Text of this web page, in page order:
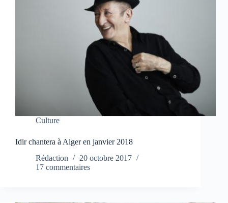
Culture
Idir chantera à Alger en janvier 2018
Rédaction
20 octobre 2017
17 commentaires